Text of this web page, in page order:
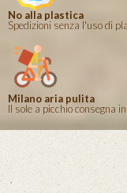
No alla plastica
Spedizioni senza l'uso di
Milano aria pulita
Il sole a picchio consegna